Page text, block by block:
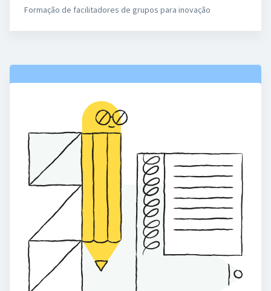
Formação de facilitadores de grupos para inovação